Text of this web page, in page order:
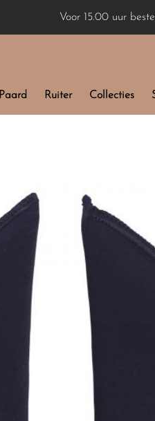
Voor 15.00 uur
Paard Ruiter Collecties